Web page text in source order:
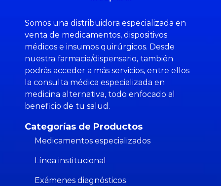
Somos una distribuidora especializada en
venta de medicamentos, dispositivos
médicos e insumos quirúrgicos. Desde
nuestra farmacia/dispensario, también
podrás acceder a más servicios, entre ellos
la consulta médica especializada en
medicina alternativa, todo enfocado al
beneficio de tu salud.
Categorías de Productos
Medicamentos especializados
Línea institucional
Exámenes diagnósticos